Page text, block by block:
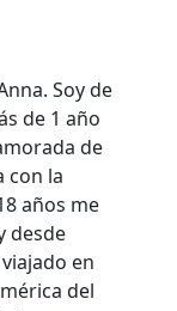
Soy de
de 1 año
de
con la
años me
desde
en
del